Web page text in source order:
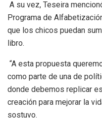
A su vez, Teseira
Programa de
que los chicos puedan
libro.
“A esta propuesta
como parte de una de
donde debemos replicar
creación para mejorar la
sostuvo.